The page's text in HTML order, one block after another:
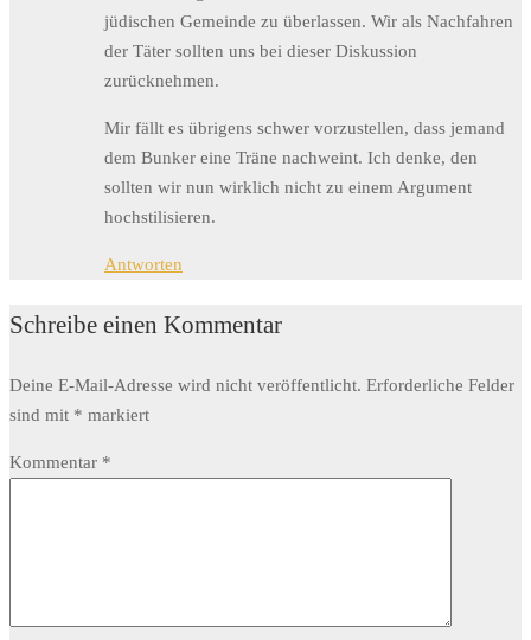
jüdischen Gemeinde zu überlassen. Wir als Nachfahren
der Täter sollten uns bei dieser Diskussion
zurücknehmen.
Mir fällt es übrigens schwer vorzustellen, dass jemand
dem Bunker eine Träne nachweint. Ich denke, den
sollten wir nun wirklich nicht zu einem Argument
hochstilisieren.
Antworten
Schreibe einen Kommentar
Deine E-Mail-Adresse wird nicht veröffentlicht. Erforderliche Felder
sind mit * markiert
Kommentar *